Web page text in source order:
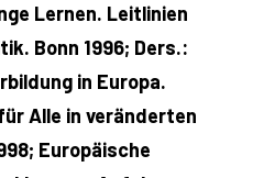
Lernen. Leitlinien
Bonn 1996; Ders.:
in Europa.
Alle in veränderten
Europäische